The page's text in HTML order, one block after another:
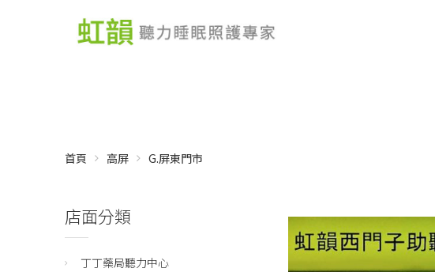
首頁 高屏 G.屏東門市
店面分類
丁丁藥局聽力中心